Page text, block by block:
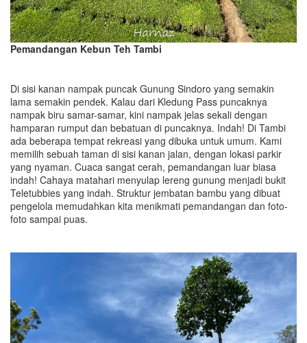
Pemandangan Kebun Teh Tambi
Di sisi kanan nampak puncak Gunung Sindoro yang semakin
lama semakin pendek. Kalau dari Kledung Pass puncaknya
nampak biru samar-samar, kini nampak jelas sekali dengan
hamparan rumput dan bebatuan di puncaknya. Indah! Di Tambi
ada beberapa tempat rekreasi yang dibuka untuk umum. Kami
memilih sebuah taman di sisi kanan jalan, dengan lokasi parkir
yang nyaman. Cuaca sangat cerah, pemandangan luar biasa
indah! Cahaya matahari menyulap lereng gunung menjadi bukit
Teletubbies yang indah. Struktur jembatan bambu yang dibuat
pengelola memudahkan kita menikmati pemandangan dan foto-
foto sampai puas.